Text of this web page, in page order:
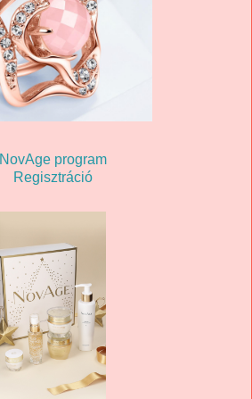
NovAge program
Regisztráció